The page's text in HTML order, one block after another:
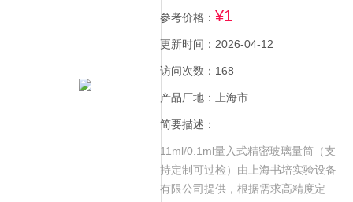
参考价格： ¥1
更新时间：2026-04-12
访问次数：168
产品厂地：上海市
简要描述：
11ml/0.1ml量入式精密玻璃量筒（支
持定制可过检）由上海书培实验设备
有限公司提供，根据需求高精度定